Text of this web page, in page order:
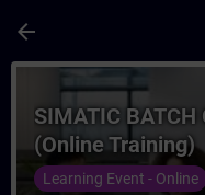
arrow_back
Curso -
SIMATIC
(Online Training)
Learning Event - Online